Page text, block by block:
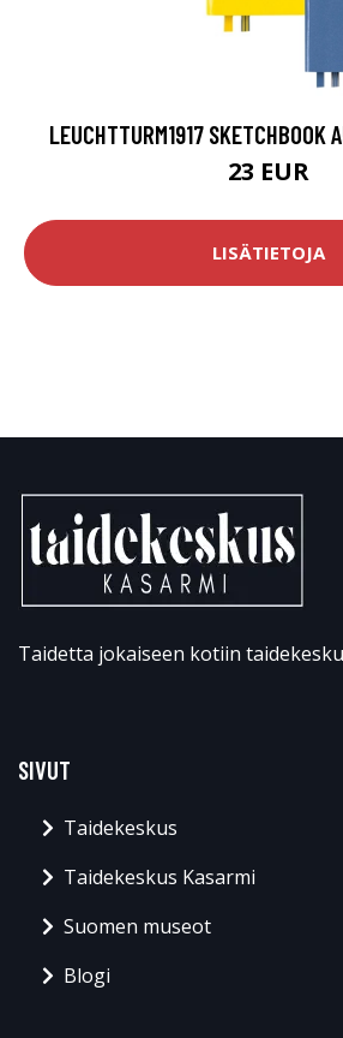
LEUCHTTURM1917 SKETCHBOOK
23 EUR
LISÄTIETOJA
Taidetta jokaiseen kotiin
SIVUT
Taidekeskus
Taidekeskus Kasarmi
Suomen museot
Blogi